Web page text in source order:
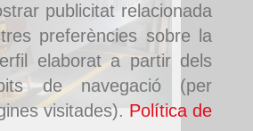
publicitat relacionada
preferències sobre la
elaborat a partir dels
de navegació (per
visitades). Política de
a Rubí Pintura